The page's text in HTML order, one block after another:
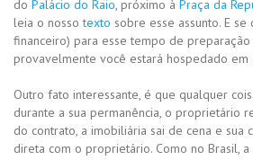
do Palácio do Raio , próximo à Praça da
leia o nossotexto sobre esse assunto. E
financeiro) para esse tempo de preparação
provavelmente você estará hospedado em
Outro fato interessante, é que qualquer
durante a sua permanência, o proprietário
do contrato, a imobiliária sai de cena e sua
direta com o proprietário. Como no Brasil,